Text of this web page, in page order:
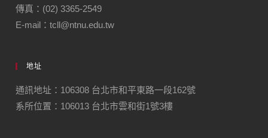
傳真：(02) 3365-2549
E-mail：tcll@ntnu.edu.tw
地址
通訊地址：106308 台北市和平東路一段162號
系所位置：106013 台北市雲和街1號3樓